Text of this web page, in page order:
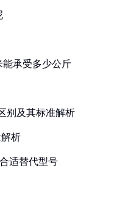
能承受多少公斤
别及其标准解析
析
适替代型号